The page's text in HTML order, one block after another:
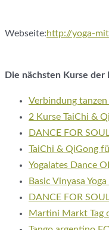
Webseite:http://yoga-
Die nächsten Kurse der
Verbindung
2 Kurse TaiChi &
DANCE FOR
TaiChi & QiGong
Yogalates Dance
Basic Vinyasa
DANCE FOR
Martini Markt Tag